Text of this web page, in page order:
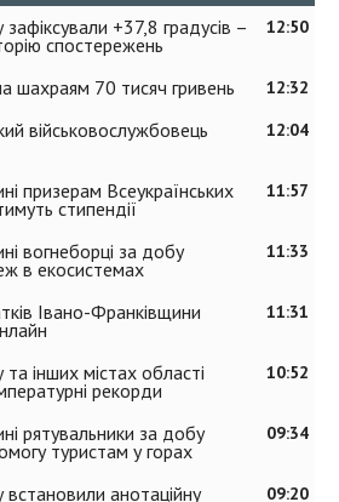
12:50
+37,8 градусів –
спостережень
12:32
шахраям 70 тисяч гривень
12:04
військовослужбовець
11:57
призерам Всеукраїнських
стипендії
11:33
вогнеборці за добу
в екосистемах
11:31
Івано-Франківщини
10:52
інших містах області
рекорди
09:34
рятувальники за добу
туристам у горах
09:20
встановили анотаційну